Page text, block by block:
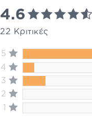
4.6
22 Κριτικές
5
4
3
2
1